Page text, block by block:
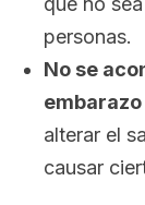
personas.
No se
alterar el
causar